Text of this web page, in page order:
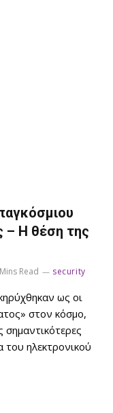
– Η θέση της
Read security
ως οι
στον κόσμο,
σημαντικότερες
του ηλεκτρονικού